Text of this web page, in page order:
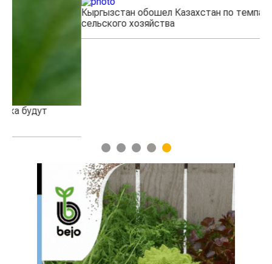
Кыргызстан обошел Казахстан по темпам роста
сельского хозяйства
1 2 3 4 5